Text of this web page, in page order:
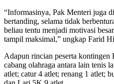
“Informasinya, Pak Menteri juga
bertanding, selama tidak
beliau tentu menjadi motivasi
tampil maksimal,” ungkap Farid
Adapun rincian peserta
cabang olahraga antara lain tenis
atlet; catur 4 atlet; renang 1 atlet;